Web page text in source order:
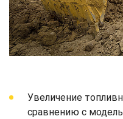
Увеличение
сравнению с